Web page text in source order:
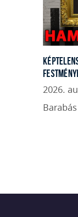
2026.